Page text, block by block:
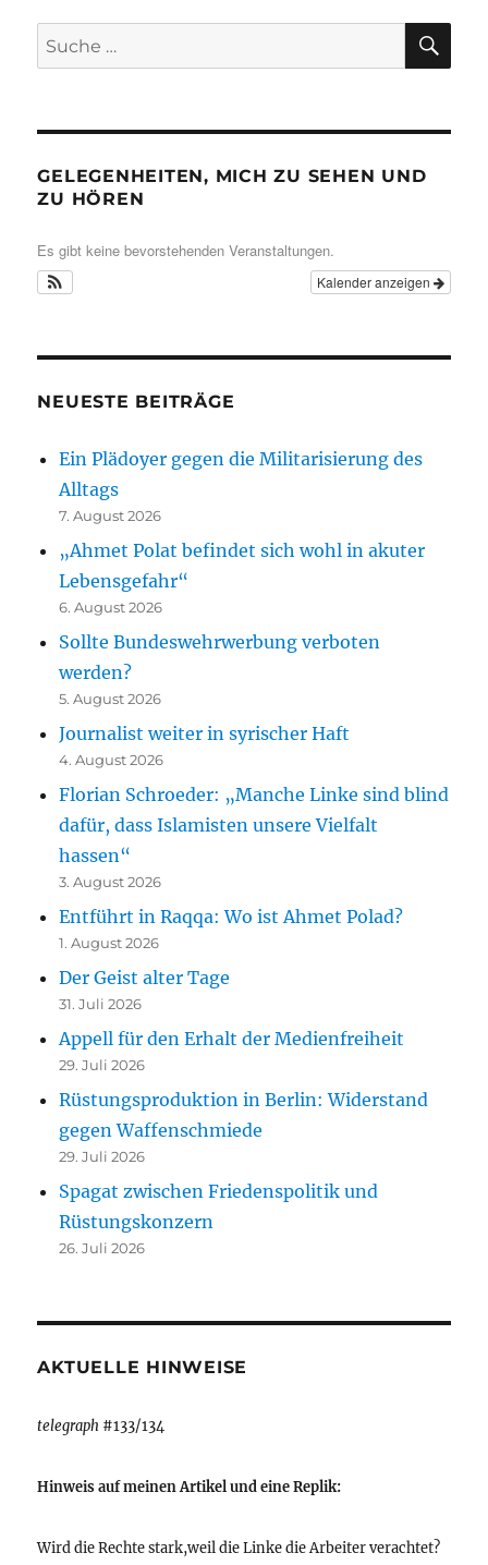
Suche
nach:
GELEGENHEITEN, MICH ZU SEHEN UND
ZU HÖREN
Es gibt keine bevorstehenden Veranstaltungen.
Kalender anzeigen
NEUESTE BEITRÄGE
Ein Plädoyer gegen die Militarisierung des
Alltags
7. August 2026
„Ahmet Polat befindet sich wohl in akuter
Lebensgefahr“
6. August 2026
Sollte Bundeswehrwerbung verboten
werden?
5. August 2026
Journalist weiter in syrischer Haft
4. August 2026
Florian Schroeder: „Manche Linke sind blind
dafür, dass Islamisten unsere Vielfalt
hassen“
3. August 2026
Entführt in Raqqa: Wo ist Ahmet Polad?
1. August 2026
Der Geist alter Tage
31. Juli 2026
Appell für den Erhalt der Medienfreiheit
29. Juli 2026
Rüstungsproduktion in Berlin: Widerstand
gegen Waffenschmiede
29. Juli 2026
Spagat zwischen Friedenspolitik und
Rüstungskonzern
26. Juli 2026
AKTUELLE HINWEISE
telegraph #133/134
Hinweis auf meinen Artikel und eine Replik:
Wird die Rechte stark,weil die Linke die Arbeiter verachtet?